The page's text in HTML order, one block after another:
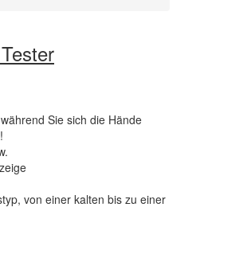
Sie sich die Hände
von einer kalten bis zu einer